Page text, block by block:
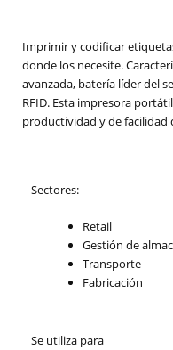
Imprimir y codificar
donde los necesite.
avanzada, batería líder del
RFID. Esta impresora
productividad y de facilidad
Sectores:
Retail
Gestión de
Transporte
Fabricación
Se utiliza para